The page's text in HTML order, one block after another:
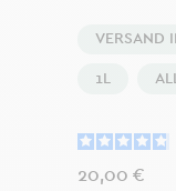
VERSAND
1L
Preis
20,00 €